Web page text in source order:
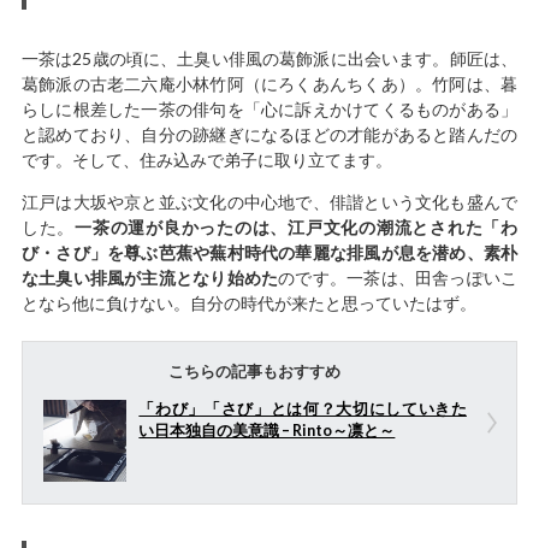
一茶は25歳の頃に、土臭い俳風の葛飾派に出会います。師匠は、
葛飾派の古老二六庵小林竹阿（にろくあんちくあ）。竹阿は、暮
らしに根差した一茶の俳句を「心に訴えかけてくるものがある」
と認めており、自分の跡継ぎになるほどの才能があると踏んだの
です。そして、住み込みで弟子に取り立てます。
江戸は大坂や京と並ぶ文化の中心地で、俳諧という文化も盛んで
した。一茶の運が良かったのは、江戸文化の潮流とされた「わ
び・さび」を尊ぶ芭蕉や蕪村時代の華麗な排風が息を潜め、素朴
な土臭い排風が主流となり始めたのです。一茶は、田舎っぽいこ
となら他に負けない。自分の時代が来たと思っていたはず。
こちらの記事もおすすめ
「わび」「さび」とは何？大切にしていきた
い日本独自の美意識 – Rinto～凛と～